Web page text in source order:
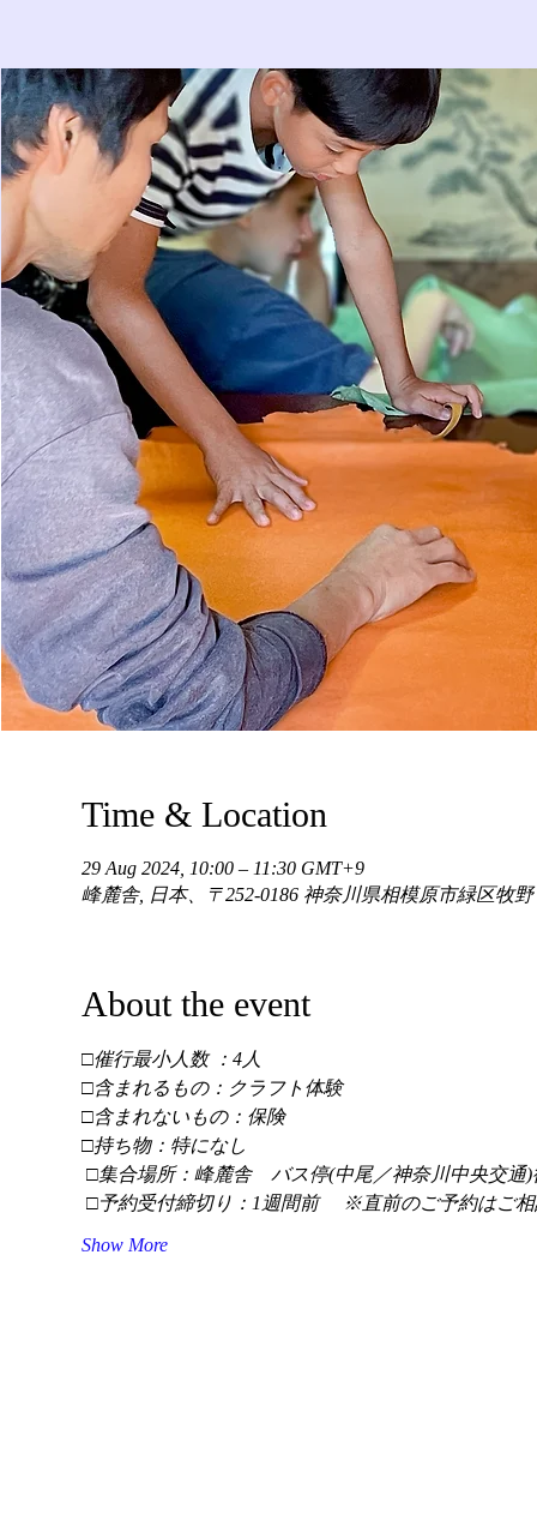
Time & Location
29 Aug 2024, 10:00 – 11:30 GMT+9
峰麓舎, 日本、〒252-0186 神奈川県相模原市緑区牧
About the event
□催行最小人数 ：4人
□含まれるもの：クラフト体験
□含まれないもの：保険
□持ち物：特になし
□集合場所：峰麓舎　バス停(中尾／神奈川中央交通)
□予約受付締切り：1週間前 　※直前のご予約はご
Show More